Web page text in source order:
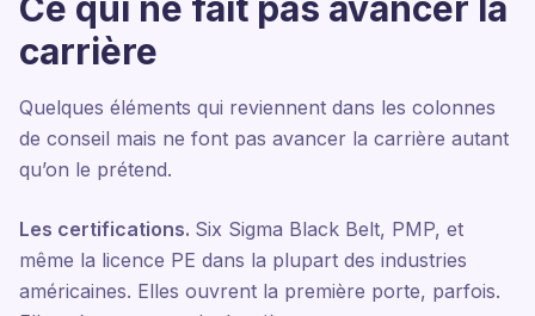
carrière
Quelques éléments qui reviennent dans les colonnes
de conseil mais ne font pas avancer la carrière autant
qu’on le prétend.
Les certifications. Six Sigma Black Belt, PMP, et
même la licence PE dans la plupart des industries
américaines. Elles ouvrent la première porte, parfois.